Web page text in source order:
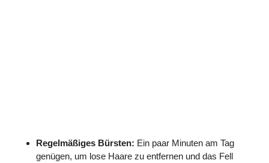
Regelmäßiges Bürsten: Ein paar Minuten am Tag
genügen, um lose Haare zu entfernen und das Fell